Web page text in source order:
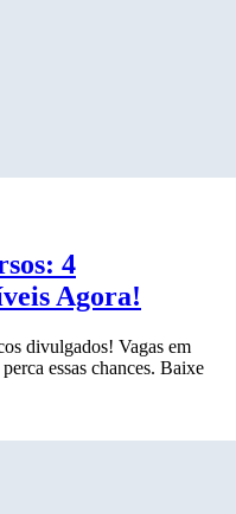
4
Agora!
divulgados! Vagas em
essas chances. Baixe